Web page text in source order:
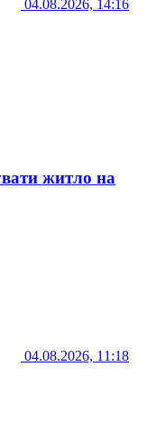
04.08.2026, 14:16
житло на
04.08.2026, 11:18